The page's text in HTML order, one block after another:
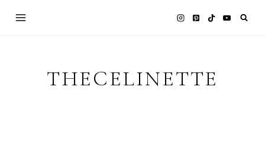
THECELINETTE